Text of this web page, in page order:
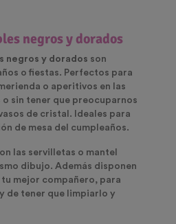
negros y dorados
negros y dorados son
o fiestas. Perfectos para
o aperitivos en las
sin tener que preocuparnos
de cristal. Ideales para
de mesa del cumpleaños.
las servilletas o mantel
dibujo. Además disponen
mejor compañero, para
de tener que limpiarlo y